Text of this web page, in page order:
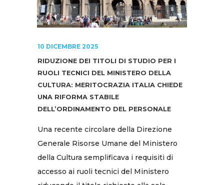
10 DICEMBRE 2025
RIDUZIONE DEI TITOLI DI STUDIO PER I
RUOLI TECNICI DEL MINISTERO DELLA
CULTURA: MERITOCRAZIA ITALIA CHIEDE
UNA RIFORMA STABILE
DELL’ORDINAMENTO DEL PERSONALE
Una recente circolare della Direzione
Generale Risorse Umane del Ministero
della Cultura semplificava i requisiti di
accesso ai ruoli tecnici del Ministero